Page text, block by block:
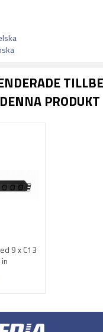
DENNA PRODUKT
9 x C13